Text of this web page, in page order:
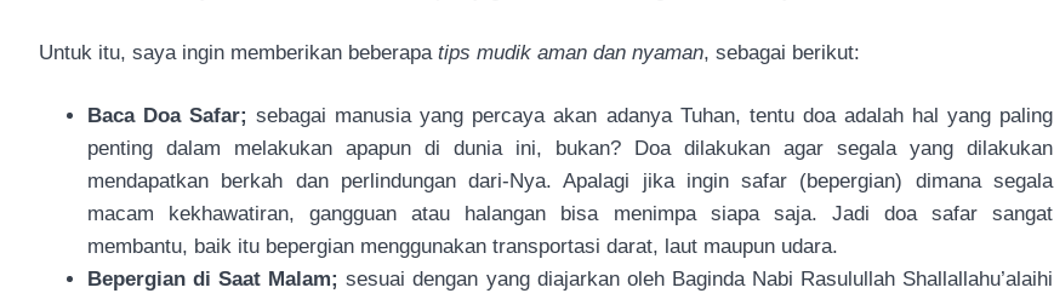
Untuk itu, saya ingin memberikan beberapa tips mudik aman dan nyaman, sebagai berikut:
Baca Doa Safar;sebagai manusia yang percaya akan adanya Tuhan, tentu doa adalah hal yang paling
penting dalam melakukan apapun di dunia ini, bukan? Doa dilakukan agar segala yang dilakukan
mendapatkan berkah dan perlindungan dari-Nya. Apalagi jika ingin safar (bepergian) dimana segala
macam kekhawatiran, gangguan atau halangan bisa menimpa siapa saja. Jadi doa safar sangat
membantu, baik itu bepergian menggunakan transportasi darat, laut maupun udara.
Bepergian di Saat Malam; sesuai dengan yang diajarkan oleh Baginda Nabi Rasulullah Shallallahu’alaihi